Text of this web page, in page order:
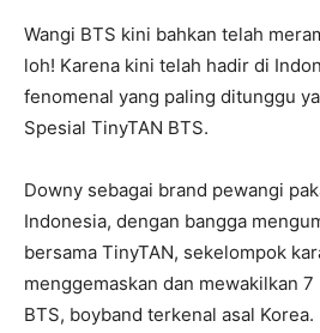
Wangi BTS kini bahkan telah
loh! Karena kini telah hadir di
fenomenal yang paling ditunggu
Spesial TinyTAN BTS.
Downy sebagai brand pewangi
Indonesia, dengan bangga
bersama TinyTAN, sekelompok
menggemaskan dan mewakilkan
BTS, boyband terkenal asal